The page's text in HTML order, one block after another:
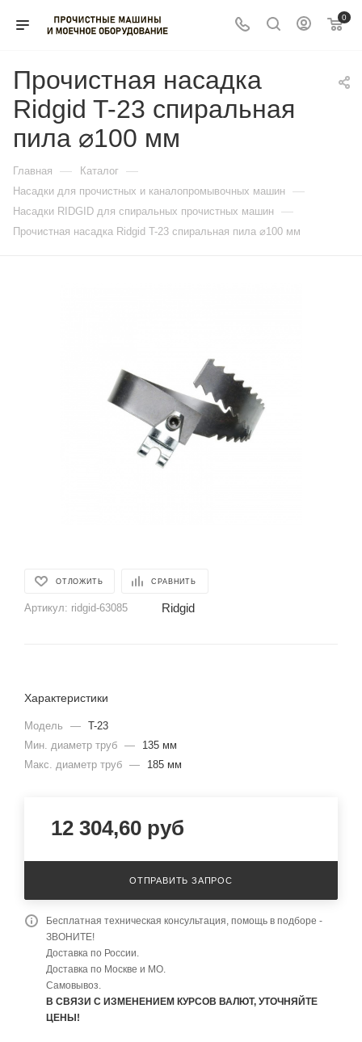
0
Прочистная насадка
Ridgid T-23 спиральная
пила ⌀100 мм
Главная — Каталог —
Насадки для прочистных и каналопромывочных машин —
Насадки RIDGID для спиральных прочистных машин —
Прочистная насадка Ridgid T-23 спиральная пила ⌀100 мм
ОТЛОЖИТЬ СРАВНИТЬ
Артикул: ridgid-63085 Ridgid
Характеристики
Модель — T-23
Мин. диаметр труб —
135 мм
Макс. диаметр труб — 185 мм
12 304,60 руб
ОТПРАВИТЬ ЗАПРОС
Бесплатная техническая консультация, помощь в подборе -
ЗВОНИТЕ!
Доставка по России.
Доставка по Москве и МО.
Самовывоз.
В СВЯЗИ С ИЗМЕНЕНИЕМ КУРСОВ ВАЛЮТ, УТОЧНЯЙТЕ
ЦЕНЫ!